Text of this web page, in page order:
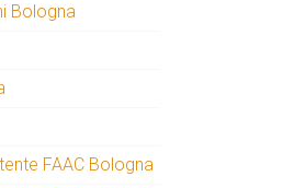
Bologna
FAAC Bologna